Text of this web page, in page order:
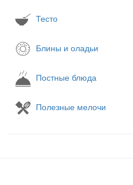
Тесто
Блины и оладьи
Постные блюда
Полезные мелочи